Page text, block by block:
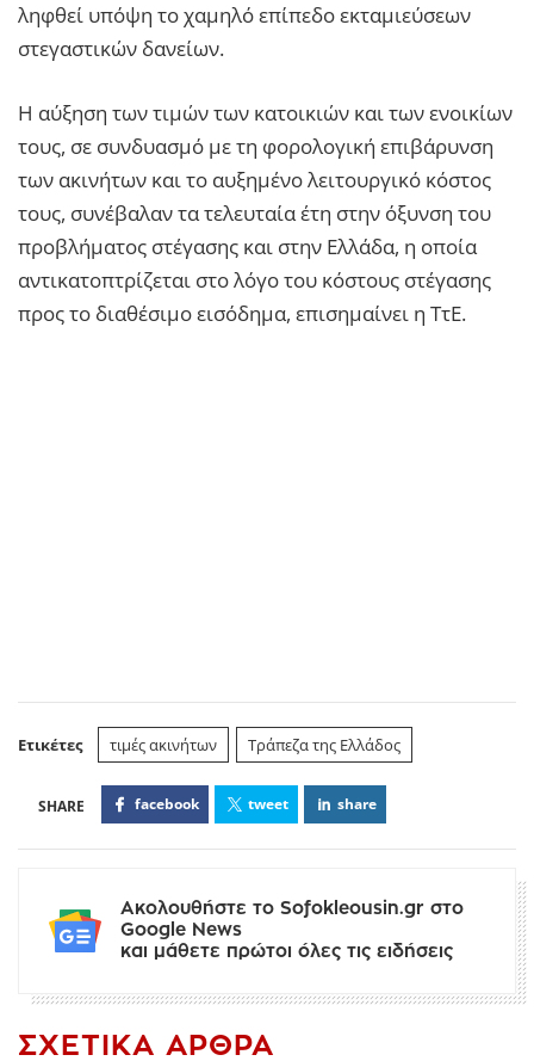
ληφθεί υπόψη το χαμηλό επίπεδο εκταμιεύσεων
στεγαστικών δανείων.
Η αύξηση των τιμών των κατοικιών και των ενοικίων
τους, σε συνδυασμό με τη φορολογική επιβάρυνση
των ακινήτων και το αυξημένο λειτουργικό κόστος
τους, συνέβαλαν τα τελευταία έτη στην όξυνση του
προβλήματος στέγασης και στην Ελλάδα, η οποία
αντικατοπτρίζεται στο λόγο του κόστους στέγασης
προς το διαθέσιμο εισόδημα, επισημαίνει η ΤτΕ.
Ετικέτες τιμές ακινήτων Τράπεζα της Ελλάδος
facebook tweet share
Ακολουθήστε το Sofokleousin.gr στο
Google News
και μάθετε πρώτοι όλες τις ειδήσεις
ΣΧΕΤΙΚΆ ΆΡΘΡΑ